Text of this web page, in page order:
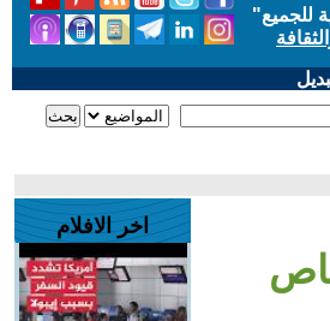
للجميع"
اخر الافلام